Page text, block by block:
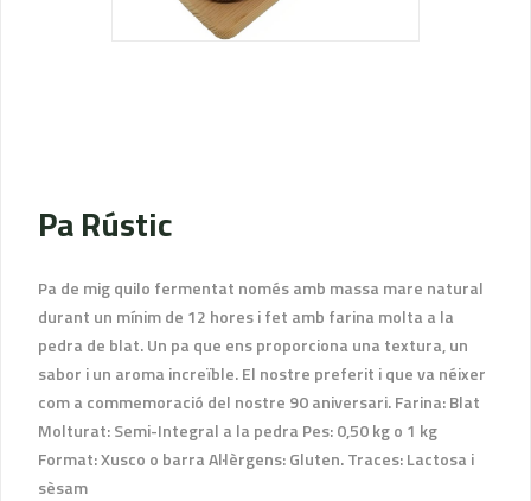
Pa Rústic
Pa de mig quilo fermentat només amb massa mare natural
durant un mínim de 12 hores i fet amb farina molta a la
pedra de blat. Un pa que ens proporciona una textura, un
sabor i un aroma increïble. El nostre preferit i que va néixer
com a commemoració del nostre 90 aniversari. Farina: Blat
Molturat: Semi-Integral a la pedra Pes: 0,50 kg o 1 kg
Format: Xusco o barra Al·lèrgens: Gluten. Traces: Lactosa i
sèsam